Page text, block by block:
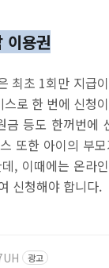
이용권
최초 1회만 지급
로 한 번에 신청
등도 한꺼번에
또한 아이의 부
, 이때에는 온라
신청해야 합니다.
광고